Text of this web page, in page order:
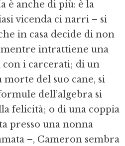
è anche di più: è la
vicenda ci narri – si
in casa decide di non
intrattiene una
i carcerati; di un
morte del suo cane, si
dell’algebra si
felicità; o di una coppia
presso una nonna
–, Cameron sembra